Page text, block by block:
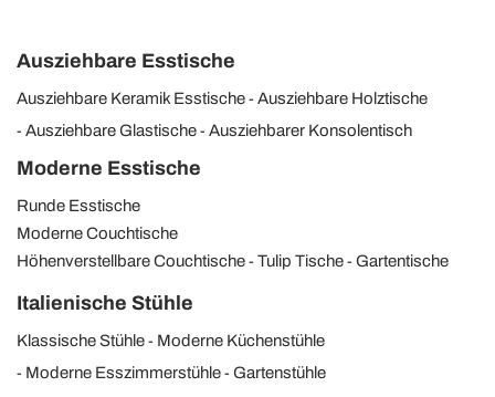
Ausziehbare Esstische
Ausziehbare Keramik Esstische
Ausziehbare Holztische
Ausziehbare Glastische
Ausziehbarer Konsolentisch
Moderne Esstische
Runde Esstische
Moderne Couchtische
Höhenverstellbare Couchtische
Tulip Tische Gartentische
Italienische Stühle
Klassische Stühle
Moderne Küchenstühle
Moderne Esszimmerstühle
Gartenstühle